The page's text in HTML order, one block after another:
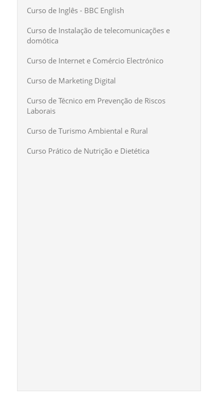
Curso de Inglês - BBC English
Curso de Instalação de telecomunicações e
domótica
Curso de Internet e Comércio Electrónico
Curso de Marketing Digital
Curso de Técnico em Prevenção de Riscos
Laborais
Curso de Turismo Ambiental e Rural
Curso Prático de Nutrição e Dietética